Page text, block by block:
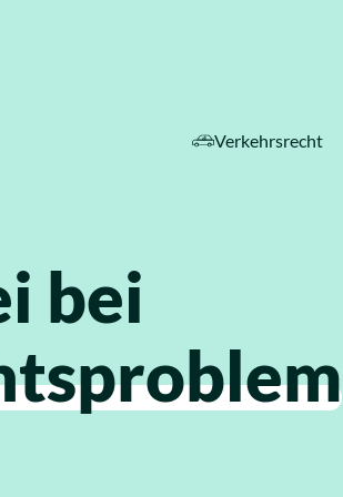
Verkehrsrecht
bei